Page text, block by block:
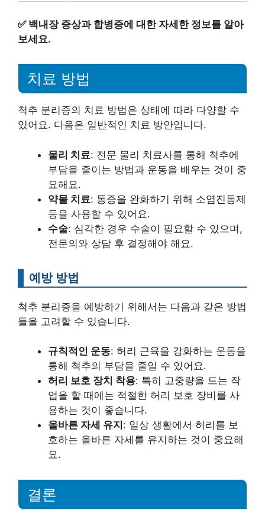
✅ 백내장 증상과 합병증에 대한 자세한 정보를 알아
보세요.
치료 방법
척추 분리증의 치료 방법은 상태에 따라 다양할 수
있어요. 다음은 일반적인 치료 방안입니다.
물리 치료: 전문 물리 치료사를 통해 척추에
부담을 줄이는 방법과 운동을 배우는 것이 중
요해요.
약물 치료: 통증을 완화하기 위해 소염진통제
등을 사용할 수 있어요.
수술: 심각한 경우 수술이 필요할 수 있으며,
전문의와 상담 후 결정해야 해요.
예방 방법
척추 분리증을 예방하기 위해서는 다음과 같은 방법
들을 고려할 수 있습니다.
규칙적인 운동: 허리 근육을 강화하는 운동을
통해 척추의 부담을 줄일 수 있어요.
허리 보호 장치 착용: 특히 고중량을 드는 작
업을 할 때에는 적절한 허리 보호 장비를 사
용하는 것이 좋습니다.
올바른 자세 유지 : 일상 생활에서 허리를 보
호하는 올바른 자세를 유지하는 것이 중요해
요.
결론